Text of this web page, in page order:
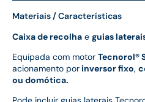
Materiais / Características
Caixa de recolha e guias
Equipada com motor Tecnorol®
acionamento porinversor fixo,
ou domótica.